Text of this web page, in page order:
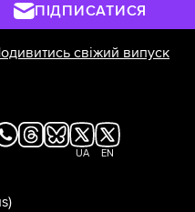
ПІДПИСАТИСЯ
свіжий випуск
UA EN